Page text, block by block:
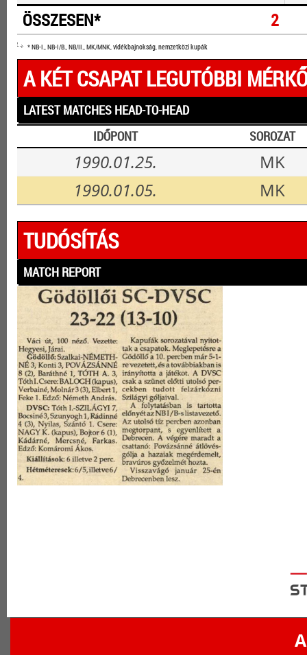
ÖSSZESEN* 2
* NB-I., NB-I/B., NB/II., MK/MNK, vidékbajnokság, nemzetközi kupák
A KÉT CSAPAT LEGUTÓBBI
LATEST MATCHES HEAD-TO-HEAD
IDŐPONT
SOROZAT
1990.01.25.
MK
1990.01.05.
MK
TUDÓSÍTÁS
MATCH REPORT